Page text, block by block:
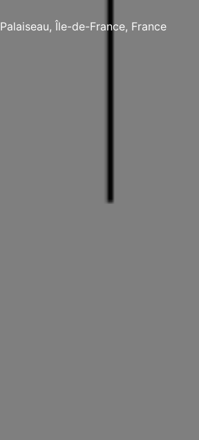
Palaiseau, Île-de-France, France